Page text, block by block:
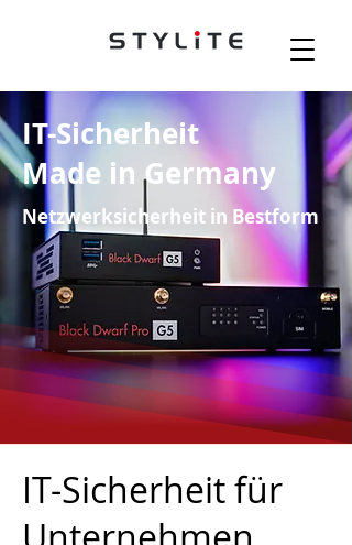
IT-Sicherheit
Made in Germany
Netzwerksicherheit in Bestform
IT-Sicherheit für